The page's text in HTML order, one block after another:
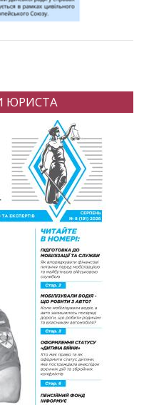
ЮРИСТА